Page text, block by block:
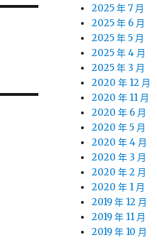
2025 年 7 月
2025 年 6 月
2025 年 5 月
2025 年 4 月
2025 年 3 月
2020 年 12 月
2020 年 11 月
2020 年 6 月
2020 年 5 月
2020 年 4 月
2020 年 3 月
2020 年 2 月
2020 年 1 月
2019 年 12 月
2019 年 11 月
2019 年 10 月